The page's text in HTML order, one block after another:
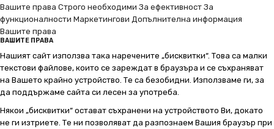
Вашите права Строго необходими За ефективност За
функционалности Маркетингови Допълнителна информация
Вашите права
ВАШИТЕ ПРАВА
Нашият сайт използва така наречените „бисквитки“. Това са малки
текстови файлове, които се зареждат в браузъра и се съхраняват
на Вашето крайно устройство. Те са безобидни. Използваме ги, за
да поддържаме сайта си лесен за употреба.
Някои „бисквитки“ остават съхранени на устройството Ви, докато
не ги изтриете. Те ни позволяват да разпознаем Вашия браузър при